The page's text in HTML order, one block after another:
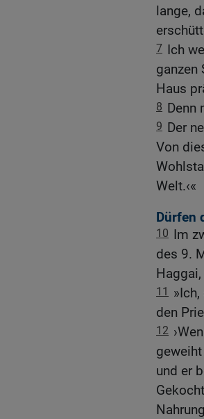
lange,
7 Ich
ganzen
Haus
8 Denn
9 Der
Von
Welt.‹«
Dürfen
10 Im
des 9.
11
den
12
und er